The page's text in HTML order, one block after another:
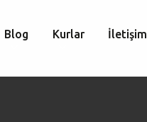
Blog Kurlar İletişim